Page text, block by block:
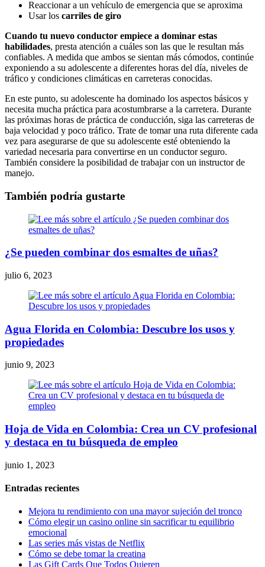
Reaccionar a un vehículo de emergencia que se aproxima
Usar los carriles de giro
Cuando tu nuevo conductor empiece a dominar estas
habilidades, presta atención a cuáles son las que le resultan más
confiables. A medida que ambos se sientan más cómodos, continúe
exponiendo a su adolescente a diferentes horas del día, niveles de
tráfico y condiciones climáticas en carreteras conocidas.
En este punto, su adolescente ha dominado los aspectos básicos y
necesita mucha práctica para acostumbrarse a la carretera. Durante
las próximas horas de práctica de conducción, siga las carreteras de
baja velocidad y poco tráfico. Trate de tomar una ruta diferente cada
vez para asegurarse de que su adolescente esté obteniendo la
variedad necesaria para convertirse en un conductor seguro.
También considere la posibilidad de trabajar con un instructor de
manejo.
También podría gustarte
¿Se pueden combinar dos esmaltes de uñas?
julio 6, 2023
Agua Florida en Colombia: Descubre los usos y
propiedades
junio 9, 2023
Hoja de Vida en Colombia: Crea un CV profesional
y destaca en tu búsqueda de empleo
junio 1, 2023
Entradas recientes
Mejora tu rendimiento con una mayor sujeción del tronco
Cómo elegir un casino online sin sacrificar tu equilibrio
emocional
Las series más vistas de Netflix
Cómo se debe tomar la creatina
Las Gift Cards Que Todos Quieren